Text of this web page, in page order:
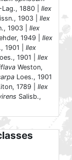
Lag., 1880 | Ilex
1903 | Ilex
1903 | Ilex
1949 | Ilex
1901 | Ilex
1901 | Ilex
Weston,
Loes., 1901
1789 | Ilex
Salisb.,